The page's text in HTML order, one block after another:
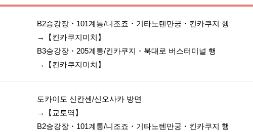
B2승강장・101계통/니조죠・기타노텐만궁・킨카쿠지 행
→【킨카쿠지미치】
B3승강장・205계통/킨카쿠지・북대로 버스터미널 행
도카이도 신칸센/신오사카 방면
→【교토역】
B2승강장・101계통/니조죠・기타노텐만궁・킨카쿠지 행